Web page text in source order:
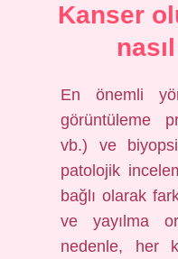
Kanser
En önemli
görüntüleme
vb.) ve
patolojik
bağlı olarak
ve yayılma
nedenle, her